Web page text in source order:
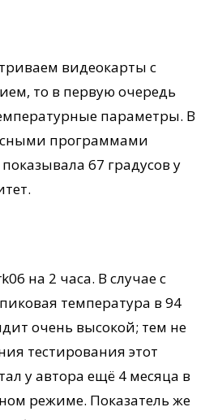
видеокарты с
то в первую очередь
параметры. В
программами
67 градусов у
на 2 часа. В случае с
температура в 94
очень высокой; тем не
тестирования этот
у автора ещё 4 месяца в
режиме. Показатель же